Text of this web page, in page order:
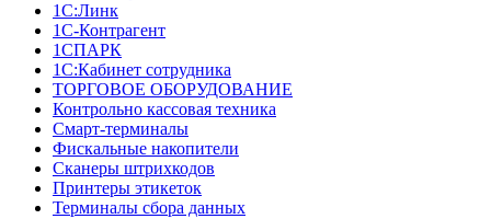
1С:Линк
1С-Контрагент
1СПАРК
1С:Кабинет сотрудника
ТОРГОВОЕ ОБОРУДОВАНИЕ
Контрольно кассовая техника
Смарт-терминалы
Фискальные накопители
Сканеры штрихкодов
Принтеры этикеток
Терминалы сбора данных